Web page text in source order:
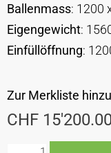
Ballenmass: 1200
Eigengewicht:
Einfüllöffnung:
Zur Merkliste
CHF